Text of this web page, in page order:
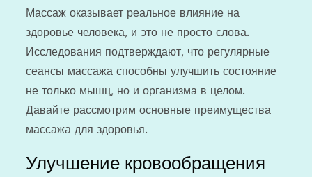
Массаж оказывает реальное влияние на
здоровье человека, и это не просто слова.
Исследования подтверждают, что регулярные
сеансы массажа способны улучшить состояние
не только мышц, но и организма в целом.
Давайте рассмотрим основные преимущества
массажа для здоровья.
Улучшение кровообращения